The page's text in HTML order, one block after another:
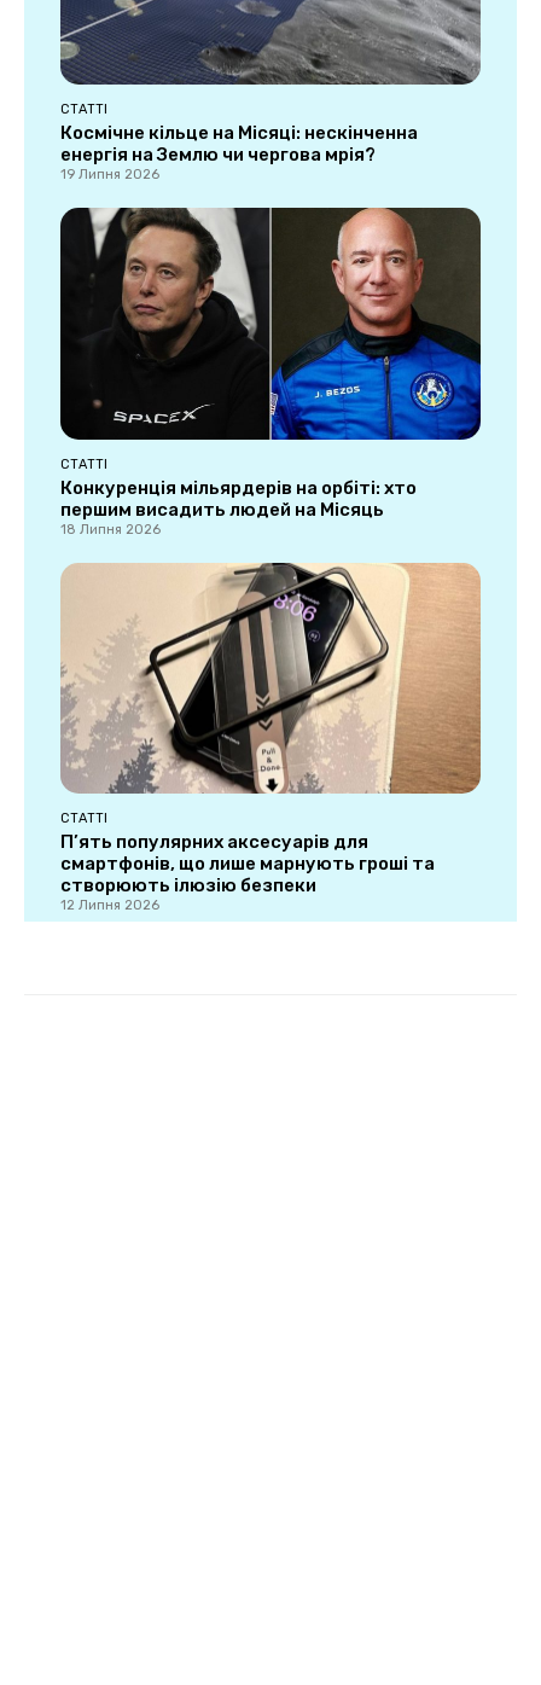
СТАТТІ
Космічне кільце на Місяці: нескінченна
енергія на Землю чи чергова мрія?
19 Липня 2026
СТАТТІ
Конкуренція мільярдерів на орбіті: хто
першим висадить людей на Місяць
18 Липня 2026
СТАТТІ
П’ять популярних аксесуарів для
смартфонів, що лише марнують гроші та
створюють ілюзію безпеки
12 Липня 2026